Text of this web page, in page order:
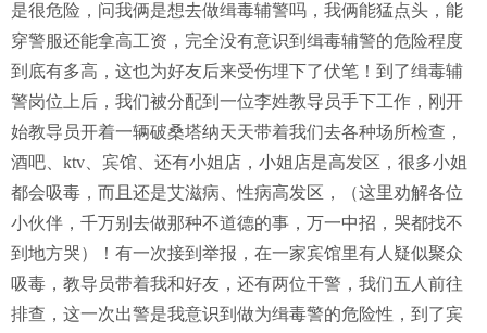
是很危险，问我俩是想去做缉毒辅警吗，我俩能猛点头，能
穿警服还能拿高工资，完全没有意识到缉毒辅警的危险程度
到底有多高，这也为好友后来受伤埋下了伏笔！到了缉毒辅
警岗位上后，我们被分配到一位李姓教导员手下工作，刚开
始教导员开着一辆破桑塔纳天天带着我们去各种场所检查，
酒吧、ktv、宾馆、还有小姐店，小姐店是高发区，很多小姐
都会吸毒，而且还是艾滋病、性病高发区，（这里劝解各位
小伙伴，千万别去做那种不道德的事，万一中招，哭都找不
到地方哭）！有一次接到举报，在一家宾馆里有人疑似聚众
吸毒，教导员带着我和好友，还有两位干警，我们五人前往
排查，这一次出警是我意识到做为缉毒警的危险性，到了宾